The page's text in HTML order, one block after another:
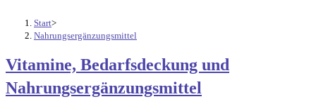
Start>
Nahrungsergänzungsmittel
Vitamine, Bedarfsdeckung und
Nahrungsergänzungsmittel